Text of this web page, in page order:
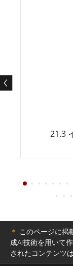
21.3
＊ このページに掲
成AI技術を用いて
されたコンテンツ